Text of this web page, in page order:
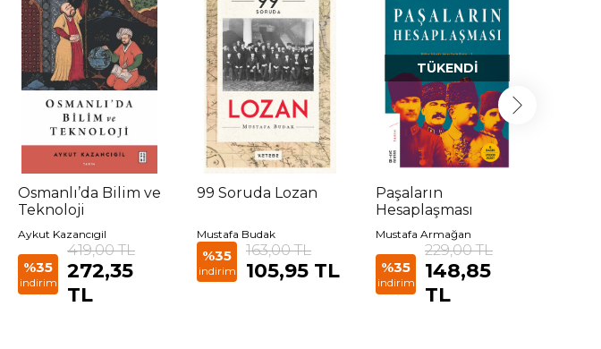
Osmanlı’da Bilim ve
Teknoloji
Aykut Kazancıgil
%35
indirim
419,00 TL
272,35
TL
99 Soruda Lozan
Mustafa Budak
%35
indirim
163,00 TL
105,95 TL
TÜKENDI
Paşaların
Hesaplaşması
Mustafa Armağan
%35
indirim
229,00 TL
148,85
TL